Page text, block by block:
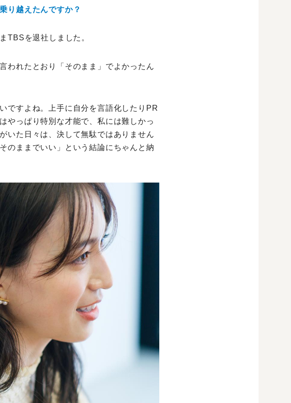
り越えたんですか？
TBSを退社しました。
われたとおり「そのまま」でよかったん
ですよね。上手に自分を言語化したりPR
やっぱり特別な才能で、私には難しかっ
いた日々は、決して無駄ではありません
のままでいい」という結論にちゃんと納